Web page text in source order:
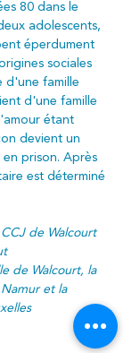
80 dans le
adolescents,
éperdument
sociales
d'une famille
d'une famille
étant
devient un
en prison. Après
est déterminé
de Walcourt
de Walcourt, la
Namur et la